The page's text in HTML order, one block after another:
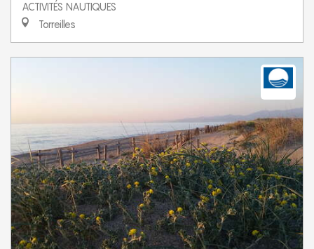
ACTIVITÉS NAUTIQUES
Torreilles